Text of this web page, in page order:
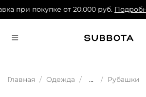
при покупке от 20.000 руб.
Главная Одежда ... Рубашки